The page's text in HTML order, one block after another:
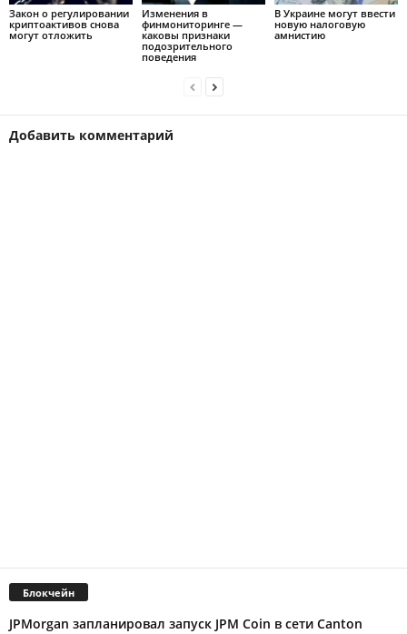
Закон о регулировании
криптоактивов снова
могут отложить
Изменения в
финмониторинге —
каковы признаки
подозрительного
поведения
В Украине могут ввести
новую налоговую
амнистию
Добавить комментарий
Блокчейн
JPMorgan запланировал запуск JPM Coin в сети Canton